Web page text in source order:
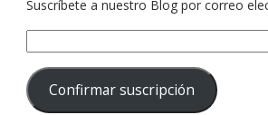
Suscríbete a nuestro Blog por correo
de
correo
electrónico:
Confirmar suscripción